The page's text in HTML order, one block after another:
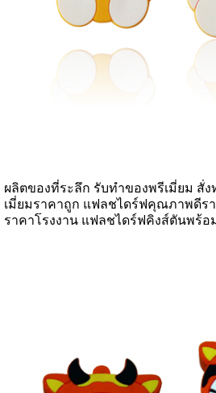
ผลิตของที่ระลึก รับทำของพรีเมี่ยม สั่
เมี่ยมราคาถูก แฟลชไดร์ฟคุณภาพดีร
ราคาโรงงาน แฟลชไดร์ฟคิงส์ตันพร้อ